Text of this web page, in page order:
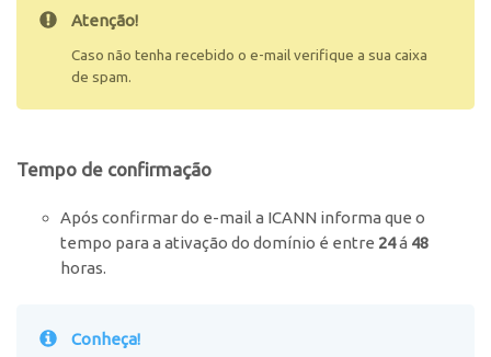
Atenção!
Caso não tenha recebido o e-mail verifique a sua caixa
de spam.
Tempo de confirmação
Após confirmar do e-mail a ICANN informa que o
tempo para a ativação do domínio é entre 24á 48
horas.
Conheça!